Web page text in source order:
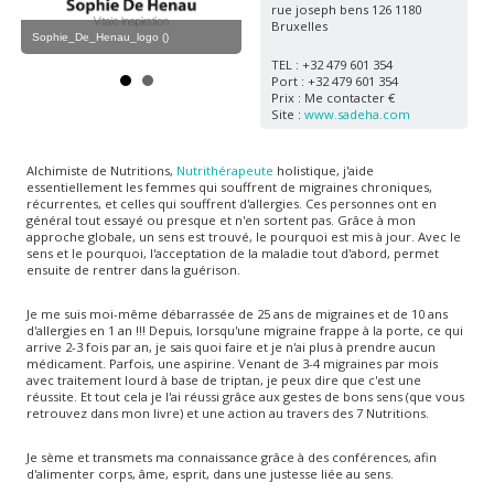
Sophie_De_Henau_logo ()
rue joseph bens 126 1180
Bruxelles
TEL : +32 479 601 354
Port : +32 479 601 354
Prix : Me contacter €
Site : www.sadeha.com
Alchimiste de Nutritions, Nutrithérapeute holistique, j'aide
essentiellement les femmes qui souffrent de migraines chroniques,
récurrentes, et celles qui souffrent d'allergies. Ces personnes ont en
général tout essayé ou presque et n'en sortent pas. Grâce à mon
approche globale, un sens est trouvé, le pourquoi est mis à jour. Avec le
sens et le pourquoi, l'acceptation de la maladie tout d'abord, permet
ensuite de rentrer dans la guérison.
Je me suis moi-même débarrassée de 25 ans de migraines et de 10 ans
d'allergies en 1 an !!! Depuis, lorsqu'une migraine frappe à la porte, ce qui
arrive 2-3 fois par an, je sais quoi faire et je n'ai plus à prendre aucun
médicament. Parfois, une aspirine. Venant de 3-4 migraines par mois
avec traitement lourd à base de triptan, je peux dire que c'est une
réussite. Et tout cela je l'ai réussi grâce aux gestes de bons sens (que vous
retrouvez dans mon livre) et une action au travers des 7 Nutritions.
Je sème et transmets ma connaissance grâce à des conférences, afin
d'alimenter corps, âme, esprit, dans une justesse liée au sens.